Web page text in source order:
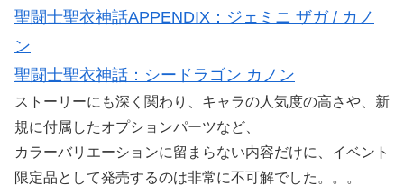
聖闘士聖衣神話APPENDIX：ジェミニ ザガ / カノ
ン
聖闘士聖衣神話：シードラゴン カノン
ストーリーにも深く関わり、キャラの人気度の高さや、新
規に付属したオプションパーツなど、
カラーバリエーションに留まらない内容だけに、イベント
限定品として発売するのは非常に不可解でした。。。